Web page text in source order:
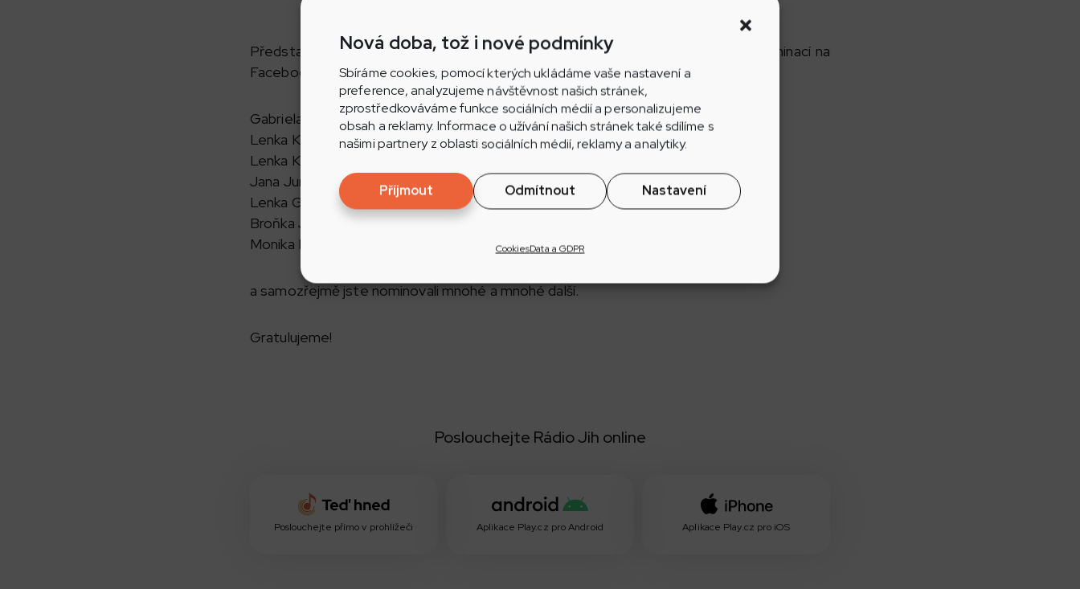
Nová doba, tož i nové podmínky
Sbíráme cookies, pomocí kterých ukládáme vaše nastavení a
preference, analyzujeme návštěvnost našich stránek,
zprostředkováváme funkce sociálních médií a personalizujeme
obsah a reklamy. Informace o užívání našich stránek také sdílíme s
našimi partnery z oblasti sociálních médií, reklamy a analytiky.
Příjmout Odmítnout Nastavení
CookiesData a GDPR
Představujeme vám nejlepší jihomoravské manikúry, pedikúry a masáže podle nominací na
Facebooku Rádia Jih:
Gabriela Blažková, manikúra – pedikúra, Hodonín
Lenka Koplíková, masérka, Kyjov
Lenka Klajnová, pedikúra, Salon Emily Kyjov
Jana Jurásková, pedikúra, OK Studio Dubňany
Lenka Gasnárková, masérka, Fit masáže Kyjov
Broňka Jeřábková, manikúra – pedikúra, Šardice
Monika Ivanová, masáže, Blatnice pod Sv. Antonínkem
a samozřejmě jste nominovali mnohé a mnohé další.
Gratulujeme!
Poslouchejte Rádio Jih online
Poslouchejte přímo v prohlížeči Aplikace Play.cz pro Android Aplikace Play.cz pro iOS